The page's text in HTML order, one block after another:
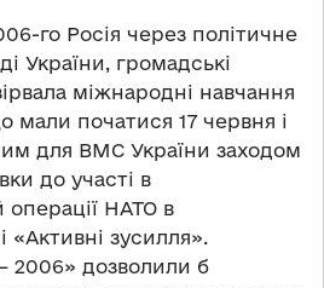
го Росія через політичне
України, громадські
міжнародні навчання
мали початися 17 червня і
для ВМС України заходом
до участі в
операції НАТО в
зусилля».
2006» дозволили б